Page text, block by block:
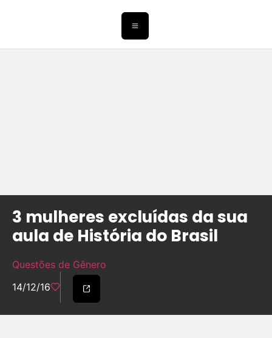
3 mulheres excluídas da sua
aula de História do Brasil
Questões de Gênero
14/12/16